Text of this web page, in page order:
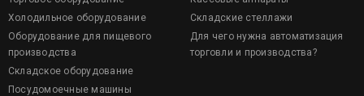
Холодильное оборудование
Оборудование для пищевого
производства
Складское оборудование
Посудомоечные машины
Складские стеллажи
Для чего нужна автоматизация
торговли и производства?